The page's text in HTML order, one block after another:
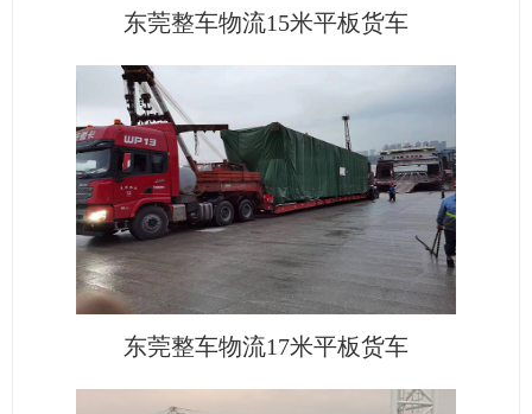
东莞整车物流15米平板货车
东莞整车物流17米平板货车